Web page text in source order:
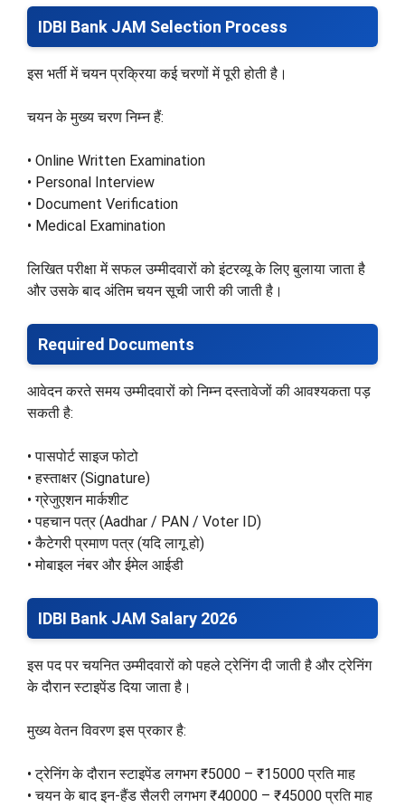
IDBI Bank JAM Selection Process
इस भर्ती में चयन प्रक्रिया कई चरणों में पूरी होती है।
चयन के मुख्य चरण निम्न हैं:
• Online Written Examination
• Personal Interview
• Document Verification
• Medical Examination
लिखित परीक्षा में सफल उम्मीदवारों को इंटरव्यू के लिए बुलाया जाता है
और उसके बाद अंतिम चयन सूची जारी की जाती है।
Required Documents
आवेदन करते समय उम्मीदवारों को निम्न दस्तावेजों की आवश्यकता पड़
सकती है:
• पासपोर्ट साइज फोटो
• हस्ताक्षर (Signature)
• ग्रेजुएशन मार्कशीट
• पहचान पत्र (Aadhar / PAN / Voter ID)
• कैटेगरी प्रमाण पत्र (यदि लागू हो)
• मोबाइल नंबर और ईमेल आईडी
IDBI Bank JAM Salary 2026
इस पद पर चयनित उम्मीदवारों को पहले ट्रेनिंग दी जाती है और ट्रेनिंग
के दौरान स्टाइपेंड दिया जाता है।
मुख्य वेतन विवरण इस प्रकार है:
• ट्रेनिंग के दौरान स्टाइपेंड लगभग ₹5000 – ₹15000 प्रति माह
• चयन के बाद इन-हैंड सैलरी लगभग ₹40000 – ₹45000 प्रति माह